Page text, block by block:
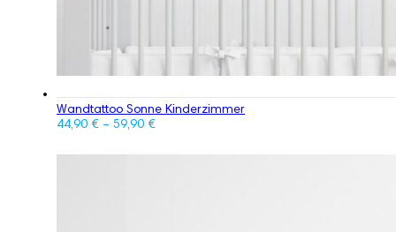
Wandtattoo Sonne Kinderzimmer
44,90 € – 59,90 €